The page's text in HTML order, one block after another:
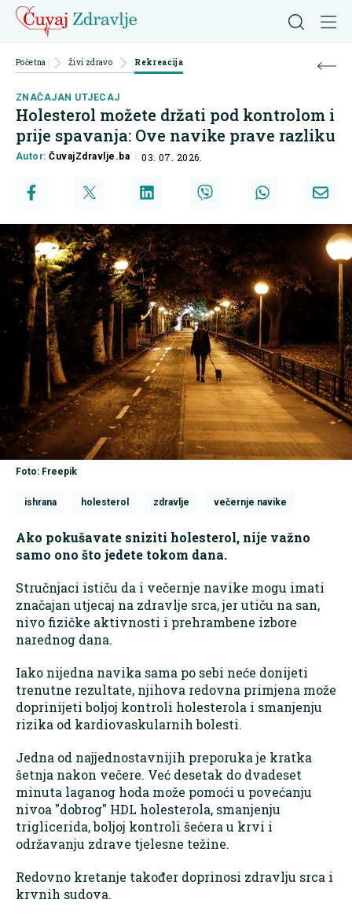
Početna Živi zdravo Rekreacija
ZNAČAJAN UTJECAJ
Holesterol možete držati pod kontrolom i
prije spavanja: Ove navike prave razliku
Autor:ČuvajZdravlje.ba 03. 07. 2026.
Foto: Freepik
ishrana holesterol zdravlje večernje navike
Ako pokušavate sniziti holesterol, nije važno
samo ono što jedete tokom dana.
Stručnjaci ističu da i večernje navike mogu imati
značajan utjecaj na zdravlje srca, jer utiču na san,
nivo fizičke aktivnosti i prehrambene izbore
narednog dana.
Iako nijedna navika sama po sebi neće donijeti
trenutne rezultate, njihova redovna primjena može
doprinijeti boljoj kontroli holesterola i smanjenju
rizika od kardiovaskularnih bolesti.
Jedna od najjednostavnijih preporuka je kratka
šetnja nakon večere. Već desetak do dvadeset
minuta laganog hoda može pomoći u povećanju
nivoa "dobrog" HDL holesterola, smanjenju
triglicerida, boljoj kontroli šećera u krvi i
održavanju zdrave tjelesne težine.
Redovno kretanje također doprinosi zdravlju srca i
krvnih sudova.